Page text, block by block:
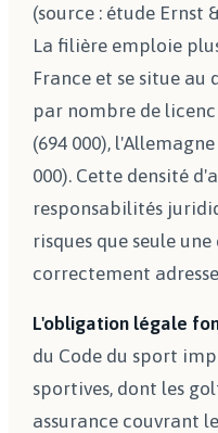
(source : étude Ernst
La filière emploie
France et se situe
par nombre de
(694 000),
000). Cette densité
responsabilités
risques que seule
correctement
L'obligation légale
du Code du sport
sportives, dont les
assurance couvrant